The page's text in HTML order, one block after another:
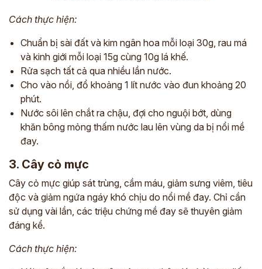
Cách thực hiện:
Chuẩn bị sài đất và kim ngân hoa mỗi loại 30g, rau má
và kinh giới mỗi loại 15g cùng 10g lá khế.
Rửa sạch tất cả qua nhiều lần nước.
Cho vào nồi, đổ khoảng 1 lít nước vào đun khoảng 20
phút.
Nước sôi lên chắt ra chậu, đợi cho nguội bớt, dùng
khăn bông mỏng thấm nước lau lên vùng da bị nổi mề
đay.
3. Cây cỏ mực
Cây cỏ mực giúp sát trùng, cầm máu, giảm sưng viêm, tiêu
độc và giảm ngứa ngáy khó chịu do nổi mề đay. Chỉ cần
sử dụng vài lần, các triệu chứng mề đay sẽ thuyên giảm
đáng kể.
Cách thực hiện: